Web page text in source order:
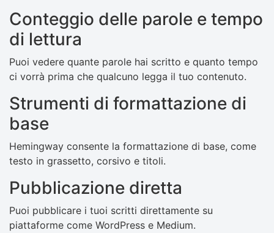
Conteggio delle parole e tempo
di lettura
Puoi vedere quante parole hai scritto e quanto tempo
ci vorrà prima che qualcuno legga il tuo contenuto.
Strumenti di formattazione di
base
Hemingway consente la formattazione di base, come
testo in grassetto, corsivo e titoli.
Pubblicazione diretta
Puoi pubblicare i tuoi scritti direttamente su
piattaforme come WordPress e Medium.